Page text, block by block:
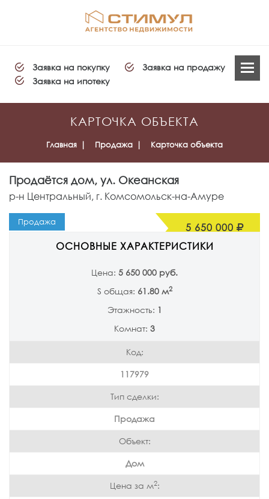
Заявка на покупку
Заявка на продажу
Заявка на ипотеку
КАРТОЧКА ОБЪЕКТА
Главная Продажа Карточка объекта
Продаётся дом, ул. Океанская
р-н Центральный, г. Комсомольск-на-Амуре
Продажа
5 650 000
ОСНОВНЫЕ ХАРАКТЕРИСТИКИ
Цена: 5 650 000 руб.
S общая: 61.80 м2
Этажность: 1
Комнат: 3
Код:
117979
Тип сделки:
Продажа
Объект:
Дом
Цена за м2: